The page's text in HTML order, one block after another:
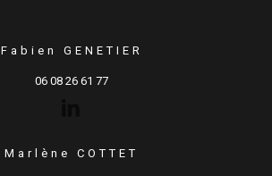
Fabien GENETIER
06 08 26 61 77
Marlène COTTET